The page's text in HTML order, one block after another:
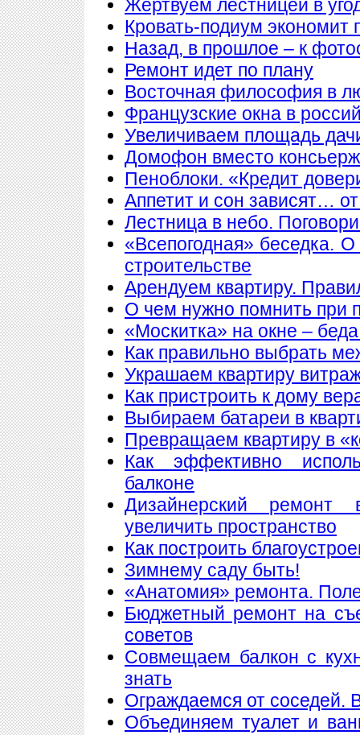
Жертвуем лестницей в
Кровать-подиум экономит
Назад, в прошлое – к
Ремонт идет по плану
Восточная философия в
Французские окна в
Увеличиваем площадь
Домофон вместо
Пеноблоки. «Кредит
Аппетит и сон зависят…
Лестница в небо.
«Всепогодная» беседка.
строительстве
Арендуем квартиру.
О чем нужно помнить при
«Москитка» на окне –
Как правильно выбрать
Украшаем квартиру
Как пристроить к дому
Выбираем батареи в
Превращаем квартиру в
Как эффективно
балконе
Дизайнерский
увеличить пространство
Как построить
Зимнему саду быть!
«Анатомия» ремонта.
Бюджетный ремонт на
советов
Совмещаем балкон с
знать
Ограждаемся от соседей.
Объединяем туалет и